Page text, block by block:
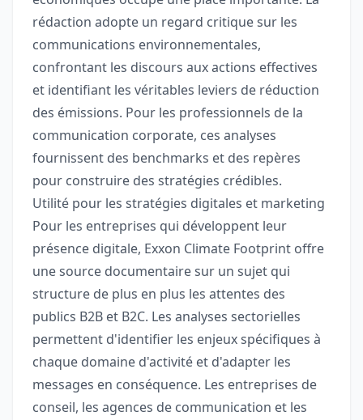
rédaction adopte un regard critique sur les
communications environnementales,
confrontant les discours aux actions effectives
et identifiant les véritables leviers de réduction
des émissions. Pour les professionnels de la
communication corporate, ces analyses
fournissent des benchmarks et des repères
pour construire des stratégies crédibles.
Utilité pour les stratégies digitales et marketing
Pour les entreprises qui développent leur
présence digitale, Exxon Climate Footprint offre
une source documentaire sur un sujet qui
structure de plus en plus les attentes des
publics B2B et B2C. Les analyses sectorielles
permettent d'identifier les enjeux spécifiques à
chaque domaine d'activité et d'adapter les
messages en conséquence. Les entreprises de
conseil, les agences de communication et les